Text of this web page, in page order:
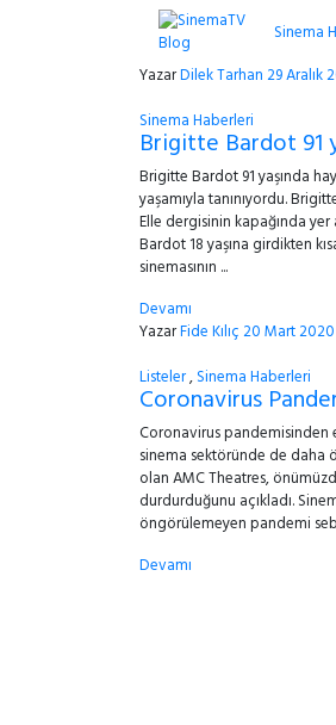
Sinema
YazarDilek Tarhan29 Aralık
Sinema Haberleri
Brigitte Bardot 91
Brigitte Bardot 91 yaşında
yaşamıyla tanınıyordu.
Elle dergisinin kapağında
Bardot 18 yaşına girdikten
sinemasının ...
Devamı
YazarFide Kılıç20 Mart 2020
Listeler,Sinema Haberleri
Coronavirus
Coronavirus pandemisinden
sinema sektöründe de daha
olan AMC Theatres,
durdurduğunu açıkladı.
öngörülemeyen pandemi
Devamı